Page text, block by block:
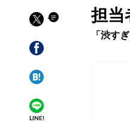
LINE!
担当
「渋す